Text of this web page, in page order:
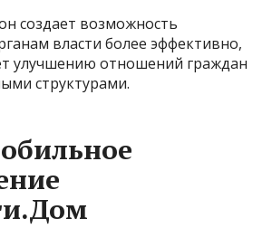
создает возможность
власти более эффективно,
улучшению отношений граждан
структурами.